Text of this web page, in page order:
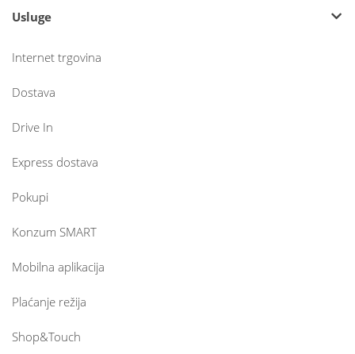
Usluge
Internet trgovina
Dostava
Drive In
Express dostava
Pokupi
Konzum SMART
Mobilna aplikacija
Plaćanje režija
Shop&Touch